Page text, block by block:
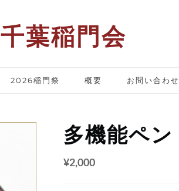
千葉稲門会
2026稲門祭 概要 お問い合わせ
多機能ペン
¥2,000